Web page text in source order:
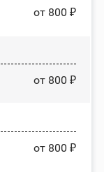
от 800 ₽
от 800 ₽
от 800 ₽